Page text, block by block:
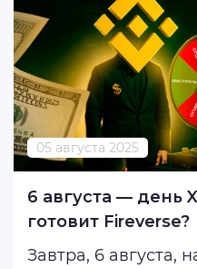
05 августа 2025
6 августа — день
готовит Fireverse?
Завтра, 6 августа,